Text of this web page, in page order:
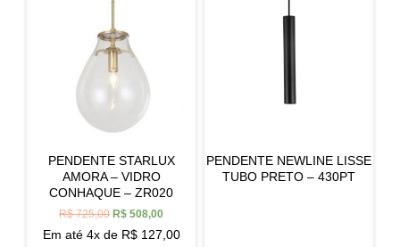
PENDENTE STARLUX
AMORA – VIDRO
CONHAQUE – ZR020
R$725,00 R$ 508,00
Em até 4x de R$127,00
PENDENTE NEWLINE LISSE
TUBO PRETO – 430PT